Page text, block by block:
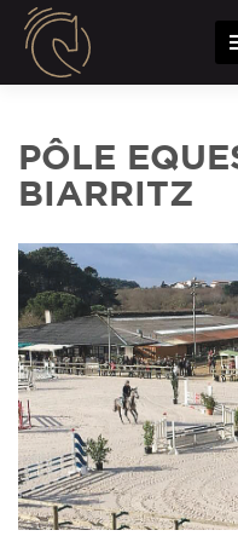
PÔLE
BIARRITZ
Panneau de gestion